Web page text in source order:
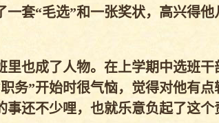
一套“毛选”和一张奖状，高兴得
里也成了人物。在上学期中选班
务”开始时很气恼，觉得对他有点
还不少哩，也就乐意负起了这个